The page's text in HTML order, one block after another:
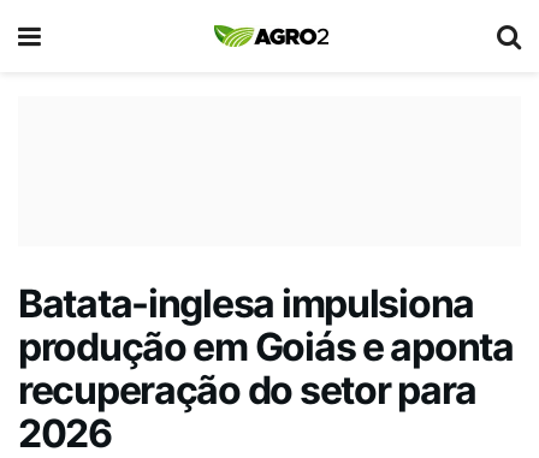
Batata-inglesa impulsiona
produção em Goiás e aponta
recuperação do setor para
2026